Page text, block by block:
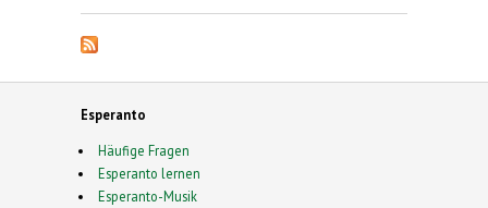
Esperanto
Häufige Fragen
Esperanto lernen
Esperanto-Musik